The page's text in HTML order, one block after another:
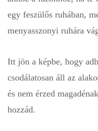
egy feszülős ruhában,
menyasszonyi ruhára
Itt jön a képbe, hogy
csodálatosan áll az
és nem érzed
hozzád.